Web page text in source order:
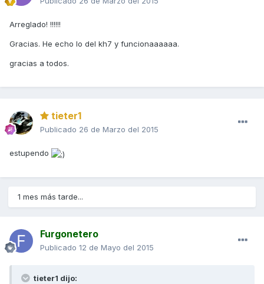
Arreglado! !!!!!!
Gracias. He echo lo del kh7 y funcionaaaaaa.
gracias a todos.
tieter1
Publicado 26 de Marzo del 2015
estupendo
1 mes más tarde...
Furgonetero
Publicado 12 de Mayo del 2015
tieter1 dijo: